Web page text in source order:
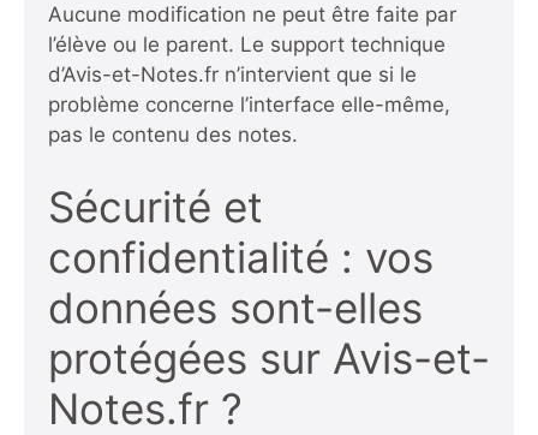
Aucune modification ne peut être faite par
l’élève ou le parent. Le support technique
d’Avis-et-Notes.fr n’intervient que si le
problème concerne l’interface elle-même,
pas le contenu des notes.
Sécurité et
confidentialité : vos
données sont-elles
protégées sur Avis-et-
Notes.fr ?